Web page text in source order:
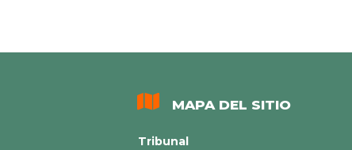
MAPA DEL SITIO
Tribunal